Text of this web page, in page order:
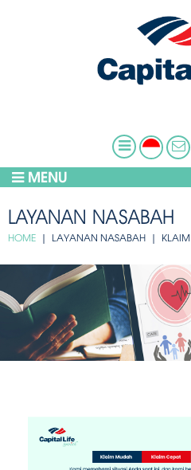
MENU
LAYANAN NASABAH
HOME | LAYANAN NASABAH | KLAIM